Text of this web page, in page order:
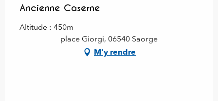
Ancienne Caserne
Altitude : 450m
place Giorgi, 06540 Saorge
M'y rendre